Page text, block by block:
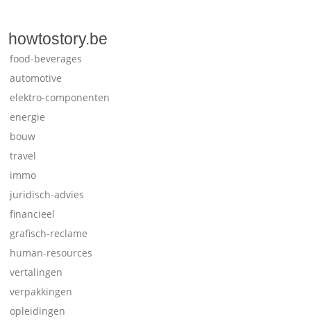
howtostory.be
food-beverages
automotive
elektro-componenten
energie
bouw
travel
immo
juridisch-advies
financieel
grafisch-reclame
human-resources
vertalingen
verpakkingen
opleidingen